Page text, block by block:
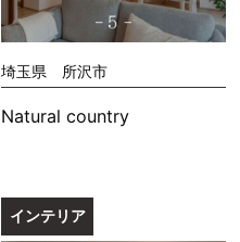
埼玉県 所沢市
Natural country
インテリア